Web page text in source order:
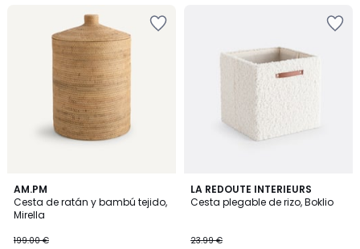
AM.PM
Cesta de ratán y bambú tejido,
Mirella
199.00 €
4,6
/ 5
LA REDOUTE INTERIEURS
Cesta plegable de rizo, Boklio
23.99 €
4,2
/ 5